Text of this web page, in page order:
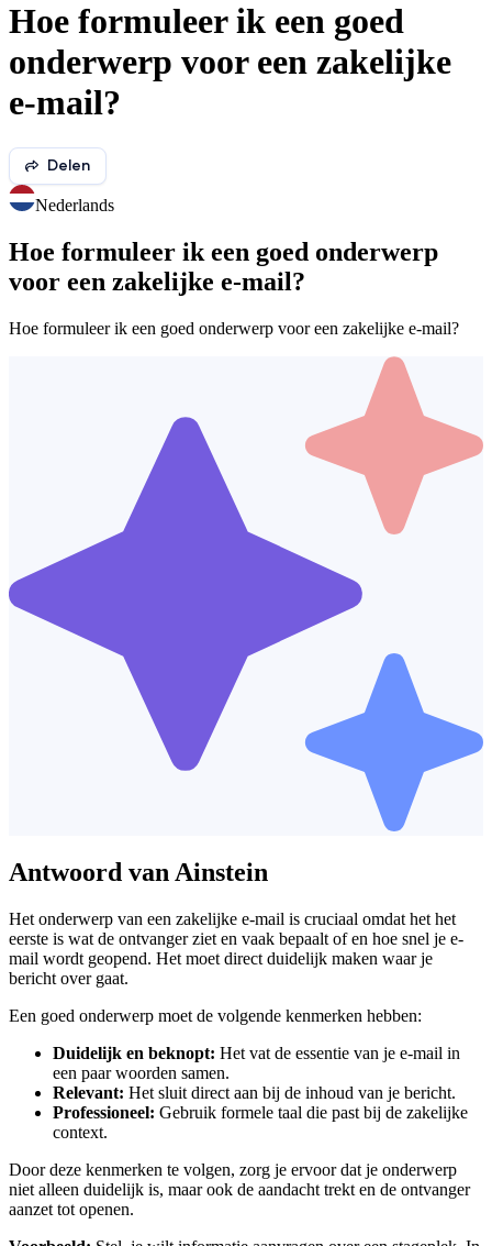
Hoe formuleer ik een goed
onderwerp voor een zakelijke
e-mail?
Delen
Nederlands
Hoe formuleer ik een goed onderwerp
voor een zakelijke e-mail?
Hoe formuleer ik een goed onderwerp voor een zakelijke e-mail?
Antwoord van Ainstein
Het onderwerp van een zakelijke e-mail is cruciaal omdat het het
eerste is wat de ontvanger ziet en vaak bepaalt of en hoe snel je e-
mail wordt geopend. Het moet direct duidelijk maken waar je
bericht over gaat.
Een goed onderwerp moet de volgende kenmerken hebben:
Duidelijk en beknopt: Het vat de essentie van je e-mail in
een paar woorden samen.
Relevant: Het sluit direct aan bij de inhoud van je bericht.
Professioneel: Gebruik formele taal die past bij de zakelijke
context.
Door deze kenmerken te volgen, zorg je ervoor dat je onderwerp
niet alleen duidelijk is, maar ook de aandacht trekt en de ontvanger
aanzet tot openen.